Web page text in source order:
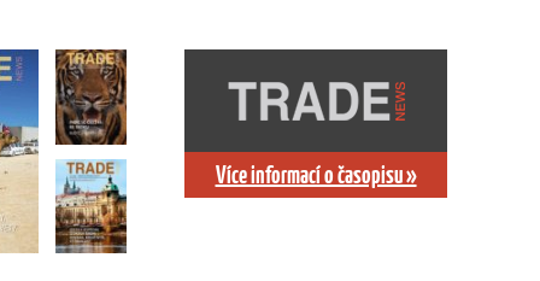
Více informací o časopisu »